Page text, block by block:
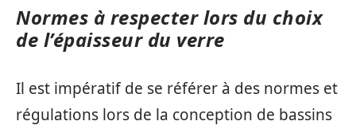
Normes à respecter lors du choix
de l’épaisseur du verre
Il est impératif de se référer à des normes et
régulations lors de la conception de bassins